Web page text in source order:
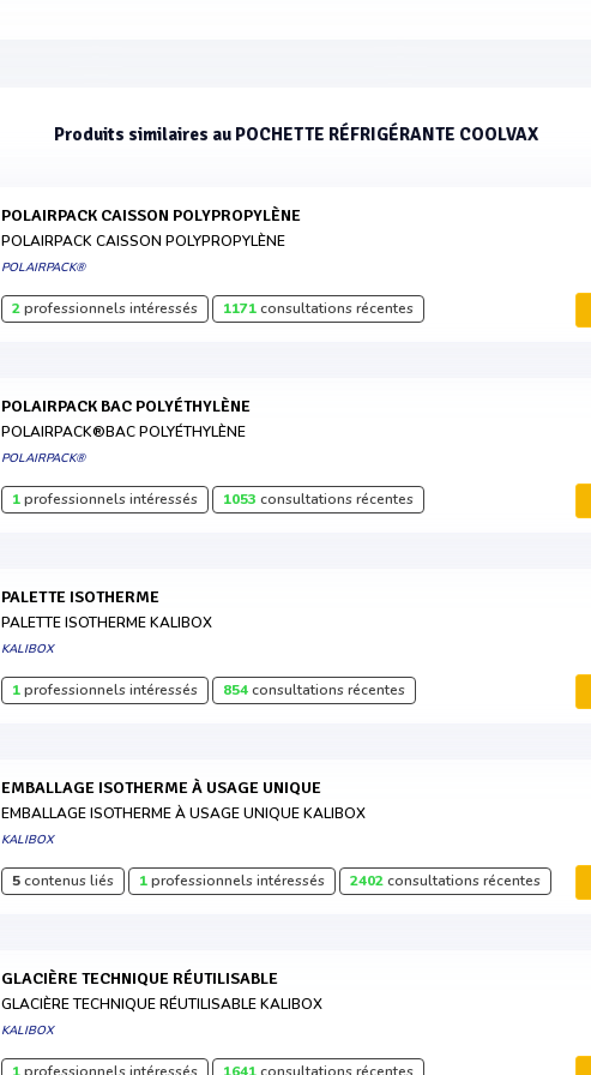
Produits similaires au POCHETTE RÉFRIGÉRANTE COOLVAX
POLAIRPACK CAISSON POLYPROPYLÈNE
POLAIRPACK CAISSON POLYPROPYLÈNE
POLAIRPACK®
2professionnels intéressés 1171consultations récentes
POLAIRPACK BAC POLYÉTHYLÈNE
POLAIRPACK®BAC POLYÉTHYLÈNE
POLAIRPACK®
1professionnels intéressés 1053 consultations récentes
PALETTE ISOTHERME
PALETTE ISOTHERME KALIBOX
KALIBOX
1professionnels intéressés 854consultations récentes
EMBALLAGE ISOTHERME À USAGE UNIQUE
EMBALLAGE ISOTHERME À USAGE UNIQUE KALIBOX
KALIBOX
5contenus liés 1professionnels intéressés 2402consultations récentes
GLACIÈRE TECHNIQUE RÉUTILISABLE
GLACIÈRE TECHNIQUE RÉUTILISABLE KALIBOX
KALIBOX